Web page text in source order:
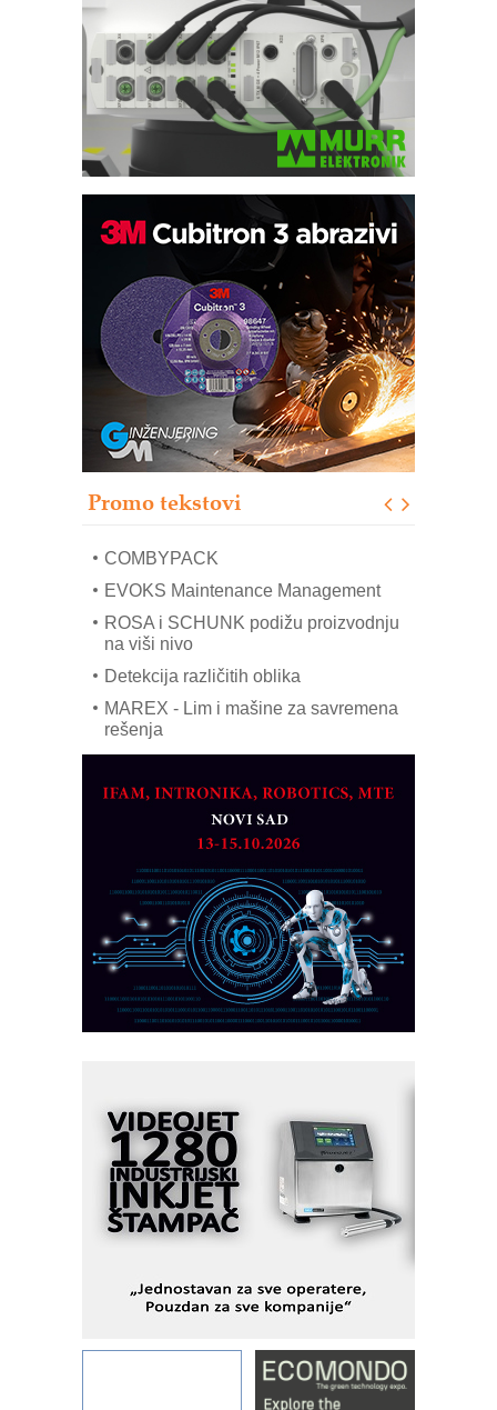
Promo tekstovi
Bezbednost na prvom mestu!
IB BLUMENAUER - više od 40 godina
poverenja u industriji
RMQ-TITAN ADVANCED INDICATOR
– Pametna signalizacija za efikasnije
upravljanje mašinama
Sigurnije ispitivanje transformatora u
solarnim elektranama i vetroparkovima
Pranje točkova na gradilištu- standard
modernog i odgovornog građenja
mrežnog pretvarača sa tečnim
COMBYPACK
EVOKS Maintenance Management
ROSA i SCHUNK podižu proizvodnju
na viši nivo
Detekcija različitih oblika
MAREX - Lim i mašine za savremena
rešenja
partner
CTO - Prilagodite svoju toplinsku
Razvoj asortimanskog pravca MINI-
PLC AKYTEC
AUKOM: Svetski standard metrologije
dostupan u Srbiji
MOTOMAN – NEXT-Robotika vođena
veštačkom inteligencijom
I.SAFE MOBILE revolucioniše
Fleksibilno stezanje i brzo
podešavanje u proizvodnji prototipova
KIP KOP – napredna rešenja za
savremene industrijske i logističke
objekte
Alba d.o.o. – 35 godina preciznosti u
IBeRTIM - oprema za ispitivanje
STAUFF – Komponente koje
povećavaju pouzdanost hidrauličkih